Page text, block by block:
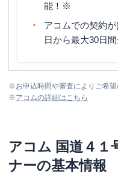
能！※
アコムでの契約
日から最大30日間
※お申込時間や審査によりご希
※アコムの詳細はこちら
アコム 国道４１
ナーの基本情報